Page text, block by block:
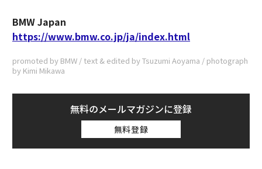
BMW Japan
https://www.bmw.co.jp/ja/index.html
promoted by BMW / text & edited by Tsuzumi Aoyama / photograph
by Kimi Mikawa
無料のメールマガジンに登録
無料登録